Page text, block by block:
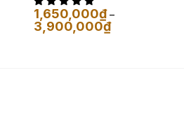
1,650,000₫ –
3,900,000₫Khoảng
giá: